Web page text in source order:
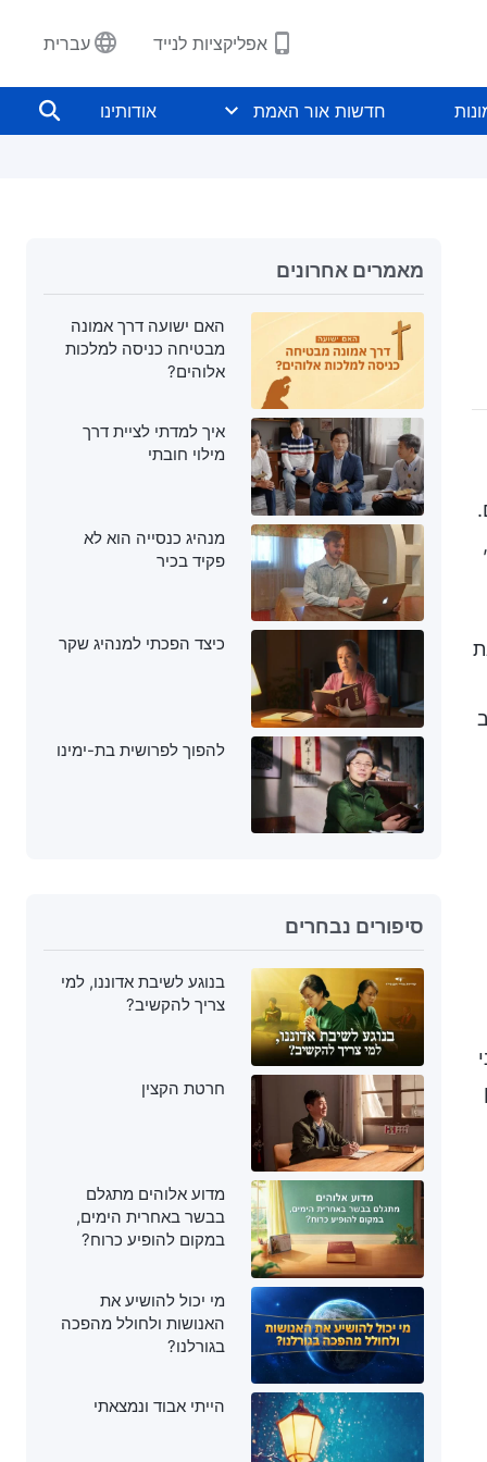
אפליקציות לנייד עברית
חדשות אור האמת אודותינו
מאמרים אחרונים
האם ישועה דרך אמונה
מבטיחה כניסה למלכות
אלוהים?
איך למדתי לציית דרך
מילוי חובתי
מנהיג כנסייה הוא לא
פקיד בכיר
כיצד הפכתי למנהיג שקר
להפוך לפרושית בת-ימינו
סיפורים נבחרים
בנוגע לשיבת אדוננו, למי
צריך להקשיב?
חרטת הקצין
מדוע אלוהים מתגלם
בבשר באחרית הימים,
במקום להופיע כרוח?
מי יכול להושיע את
האנושות ולחולל מהפכה
בגורלנו?
הייתי אבוד ונמצאתי